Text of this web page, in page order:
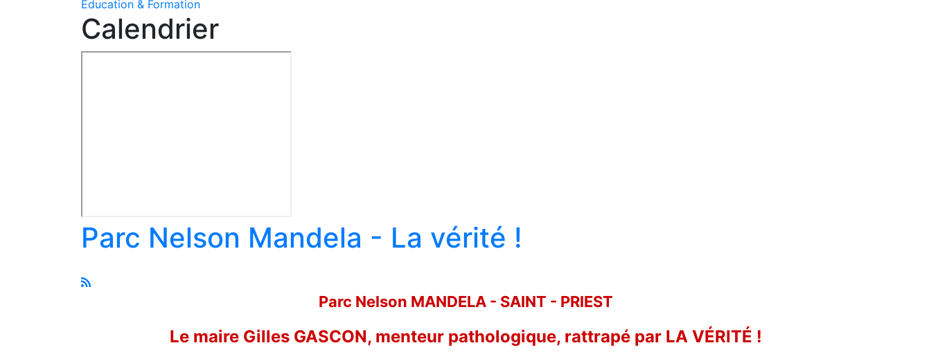
Education & Formation
Calendrier
Parc Nelson Mandela - La vérité !
Parc Nelson MANDELA - SAINT - PRIEST
Le maire Gilles GASCON, menteur pathologique, rattrapé par LA VÉRITÉ !